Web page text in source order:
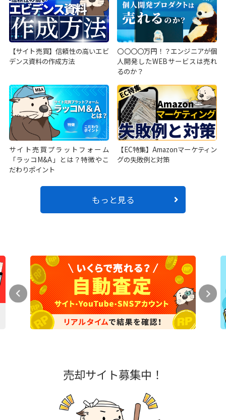
【サイト売買】信頼性の高いエビ
デンス資料の作成方法
〇〇〇〇万円！？エンジニアが個
人開発したWEBサービスは売れ
るのか？
サイト売買プラットフォーム
「ラッコM&A」とは？特徴やこ
だわりポイント
【EC特集】Amazonマーケティン
グの失敗例と対策
もっと見る
売却サイト募集中！